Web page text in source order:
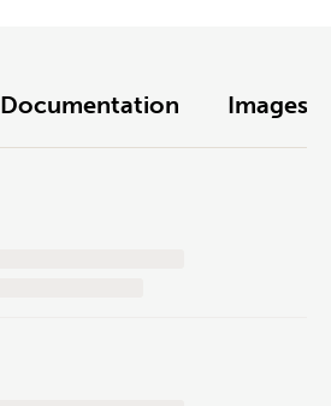
Documentation Images